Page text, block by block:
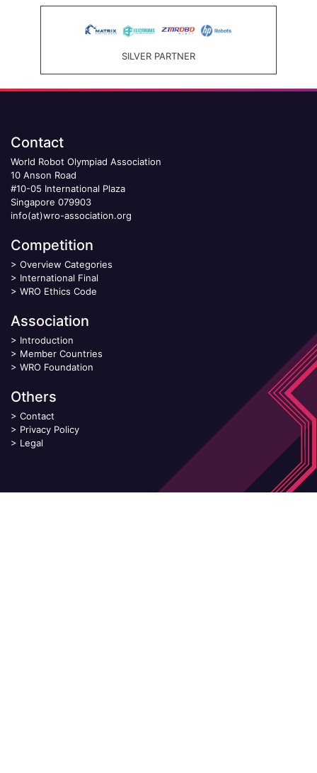
SILVER PARTNER
Contact
World Robot Olympiad Association
10 Anson Road
#10-05 International Plaza
Singapore 079903
info(at)wro-association.org
Competition
> Overview Categories
> International Final
> WRO Ethics Code
Association
> Introduction
> Member Countries
> WRO Foundation
Others
> Contact
> Privacy Policy
> Legal